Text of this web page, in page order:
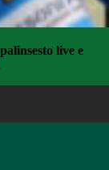
live e